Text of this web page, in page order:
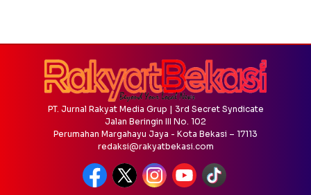
PT. Jurnal Rakyat Media Grup | 3rd Secret Syndicate
Jalan Beringin III No. 102
Perumahan Margahayu Jaya - Kota Bekasi – 17113
redaksi@rakyatbekasi.com